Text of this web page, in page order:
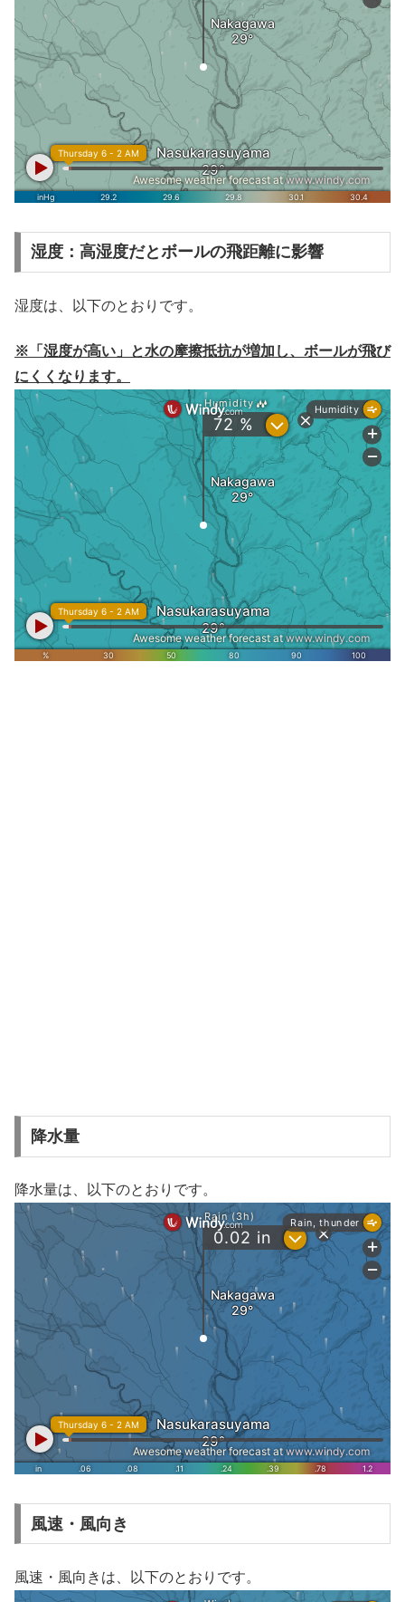
湿度：高湿度だとボールの飛距離に影響
湿度は、以下のとおりです。
※「湿度が高い」と水の摩擦抵抗が増加し、ボールが飛び
にくくなります。
降水量
降水量は、以下のとおりです。
風速・風向き
風速・風向きは、以下のとおりです。